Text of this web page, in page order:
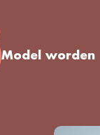
Model worden